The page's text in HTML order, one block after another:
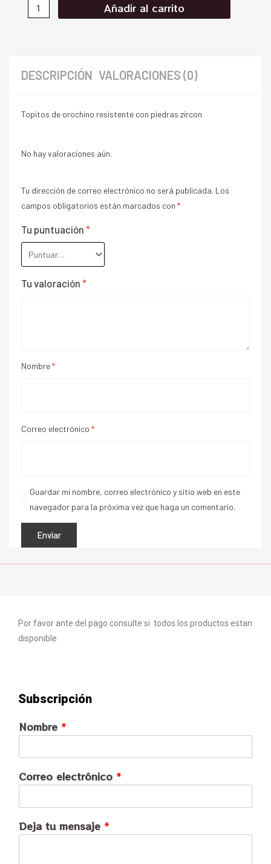
Añadir al carrito
DESCRIPCIÓN VALORACIONES (0)
Topitos de orochino resistente con piedras zircon
No hay valoraciones aún.
Tu dirección de correo electrónico no será publicada. Los
campos obligatorios están marcados con *
Tu puntuación *
Tu valoración *
Nombre*
Correo electrónico *
Guardar mi nombre, correo electrónico y sitio web en este
navegador para la próxima vez que haga un comentario.
Por favor ante del pago consulte si todos los productos estan
disponible
Subscripción
Nombre *
Correo electrónico *
Deja tu mensaje *